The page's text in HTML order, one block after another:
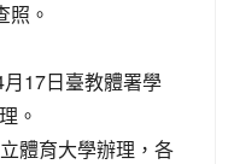
照。
17日臺教體署學
。
體育大學辦理，各